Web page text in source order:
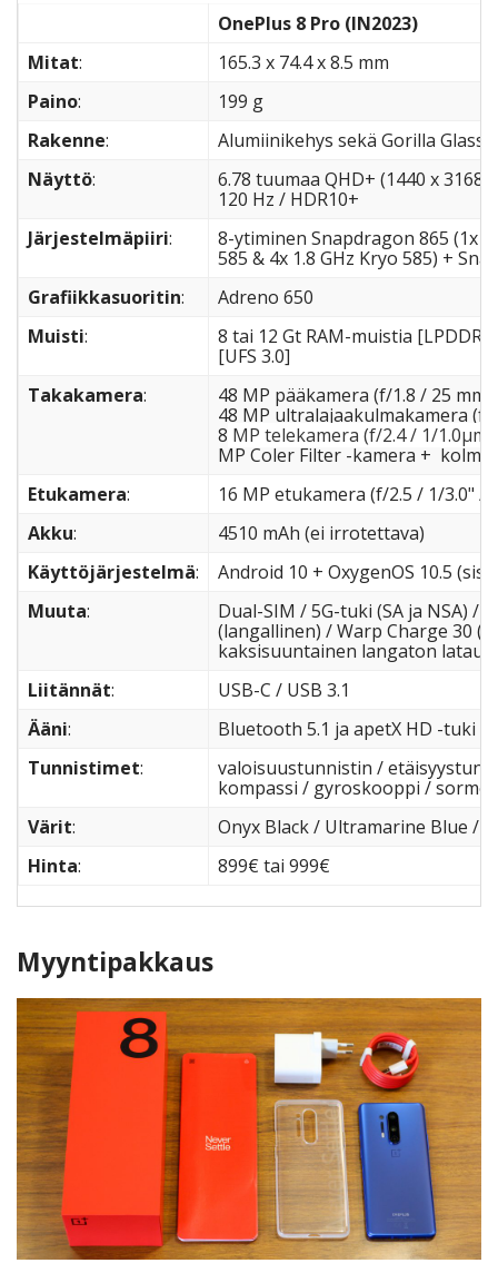
OnePlus 8 Pro (IN2023)
Mitat:
165.3 x 74.4 x 8.5 mm
Paino:
199 g
Rakenne:
Alumiinikehys sekä Gorilla Glass
Näyttö:
6.78 tuumaa QHD+ (1440 x
120 Hz / HDR10+
Järjestelmäpiiri:
8-ytiminen Snapdragon 865 (1x
585 & 4x 1.8 GHz Kryo 585) +
Grafiikkasuoritin:
Adreno 650
Muisti:
8 tai 12 Gt RAM-muistia
[UFS 3.0]
Takakamera:
48 MP pääkamera (f/1.8 / 25 mm
48 MP ultralajaakulmakamera (f/
8 MP telekamera (f/2.4 / 1/
MP Coler Filter -kamera +
Etukamera:
16 MP etukamera (f/2.5 / 1/3.0" /
Akku:
4510 mAh (ei irrotettava)
Käyttöjärjestelmä:
Android 10 + OxygenOS 10.5
Muuta:
Dual-SIM / 5G-tuki (SA ja NSA) /
(langallinen) / Warp Charge 30
kaksisuuntainen langaton lataus
Liitännät:
USB-C / USB 3.1
Ääni:
Bluetooth 5.1 ja apetX HD -tuki
Tunnistimet:
valoisuustunnistin /
kompassi / gyroskooppi /
Värit:
Onyx Black / Ultramarine Blue /
Hinta: 899€ tai 999€
Myyntipakkaus